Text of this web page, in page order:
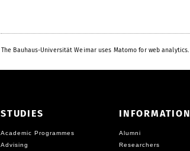
The Bauhaus-Universität Weimar uses Matomo for web analytics.
STUDIES
Academic Programmes
Advising
INFORMATION
Alumni
Researchers